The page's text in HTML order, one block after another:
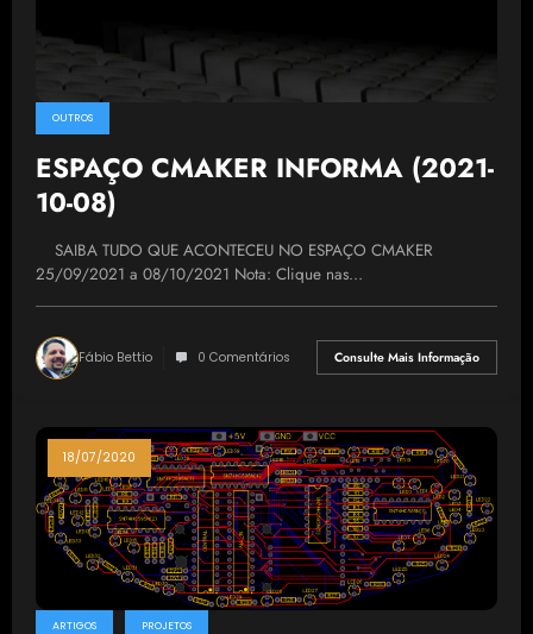
OUTROS
ESPAÇO CMAKER INFORMA (2021-
10-08)
SAIBA TUDO QUE ACONTECEU NO ESPAÇO CMAKER
25/09/2021 a 08/10/2021 Nota: Clique nas…
Fábio Bettio 0 Comentários Consulte Mais Informação
18/07/2020
ARTIGOS PROJETOS